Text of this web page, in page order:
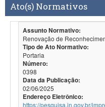
Ato(s) Normativos
Assunto Normativo:
Renovação de
Tipo de Ato Normativo:
Portaria
Número:
0398
Data da Publicação:
02/06/2025
Endereço Eletrônico:
https://pesquisa.in.gov.br/